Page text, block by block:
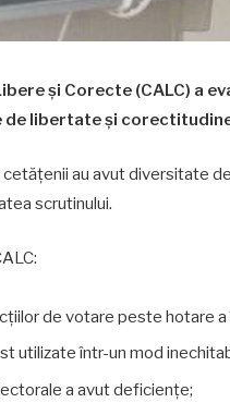
și Corecte (CALC) a
libertate și
au avut diversitate
scrutinului.
de votare peste hotare
utilizate într-un mod
a avut deficiențe;